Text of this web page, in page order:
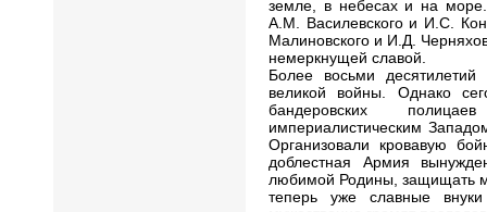
земле, в небесах и на
А.М. Василевского и И.С.
Малиновского и И.Д.
немеркнущей славой.
Более восьми
великой войны. Однако
бандеровских
империалистическим
Организовали кровавую
доблестная Армия
любимой Родины, защищать
теперь уже славные